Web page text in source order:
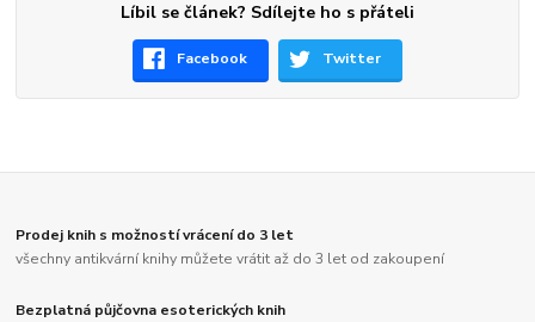
Líbil se článek? Sdílejte ho s přáteli
Facebook Twitter
Prodej knih s možností vrácení do 3 let
všechny antikvární knihy můžete vrátit až do 3 let od zakoupení
Bezplatná půjčovna esoterických knih